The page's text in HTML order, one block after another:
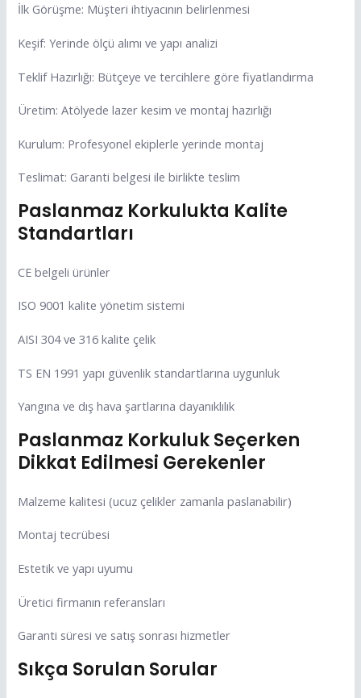
İlk Görüşme: Müşteri ihtiyacının belirlenmesi
Keşif: Yerinde ölçü alımı ve yapı analizi
Teklif Hazırlığı: Bütçeye ve tercihlere göre fiyatlandırma
Üretim: Atölyede lazer kesim ve montaj hazırlığı
Kurulum: Profesyonel ekiplerle yerinde montaj
Teslimat: Garanti belgesi ile birlikte teslim
Paslanmaz Korkulukta Kalite
Standartları
CE belgeli ürünler
ISO 9001 kalite yönetim sistemi
AISI 304 ve 316 kalite çelik
TS EN 1991 yapı güvenlik standartlarına uygunluk
Yangına ve dış hava şartlarına dayanıklılık
Paslanmaz Korkuluk Seçerken
Dikkat Edilmesi Gerekenler
Malzeme kalitesi (ucuz çelikler zamanla paslanabilir)
Montaj tecrübesi
Estetik ve yapı uyumu
Üretici firmanın referansları
Garanti süresi ve satış sonrası hizmetler
Sıkça Sorulan Sorular